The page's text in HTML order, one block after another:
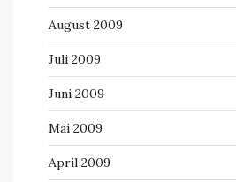
August 2009
Juli 2009
Juni 2009
Mai 2009
April 2009